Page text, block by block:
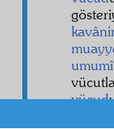
umumî
vücud